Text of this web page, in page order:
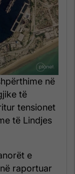
në
të
tensionet
të Lindjes
e
raportuar